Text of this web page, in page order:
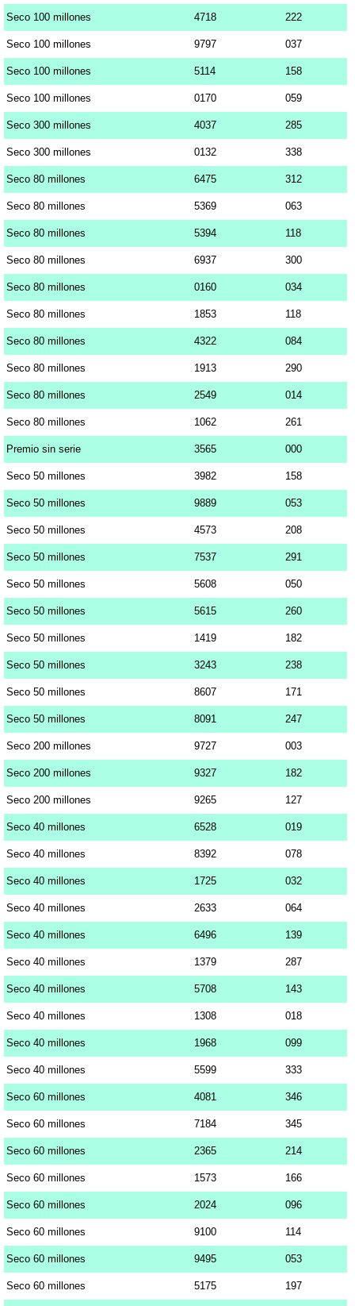
Seco 100 millones 4718 222
Seco 100 millones 9797 037
Seco 100 millones 5114 158
Seco 100 millones 0170 059
Seco 300 millones 4037 285
Seco 300 millones 0132 338
Seco 80 millones 6475 312
Seco 80 millones 5369 063
Seco 80 millones 5394 118
Seco 80 millones 6937 300
Seco 80 millones 0160 034
Seco 80 millones 1853 118
Seco 80 millones 4322 084
Seco 80 millones 1913 290
Seco 80 millones 2549 014
Seco 80 millones 1062 261
Premio sin serie 3565 000
Seco 50 millones 3982 158
Seco 50 millones 9889 053
Seco 50 millones 4573 208
Seco 50 millones 7537 291
Seco 50 millones 5608 050
Seco 50 millones 5615 260
Seco 50 millones 1419 182
Seco 50 millones 3243 238
Seco 50 millones 8607 171
Seco 50 millones 8091 247
Seco 200 millones 9727 003
Seco 200 millones 9327 182
Seco 200 millones 9265 127
Seco 40 millones 6528 019
Seco 40 millones 8392 078
Seco 40 millones 1725 032
Seco 40 millones 2633 064
Seco 40 millones 6496 139
Seco 40 millones 1379 287
Seco 40 millones 5708 143
Seco 40 millones 1308 018
Seco 40 millones 1968 099
Seco 40 millones 5599 333
Seco 60 millones 4081 346
Seco 60 millones 7184 345
Seco 60 millones 2365 214
Seco 60 millones 1573 166
Seco 60 millones 2024 096
Seco 60 millones 9100 114
Seco 60 millones 9495 053
Seco 60 millones 5175 197